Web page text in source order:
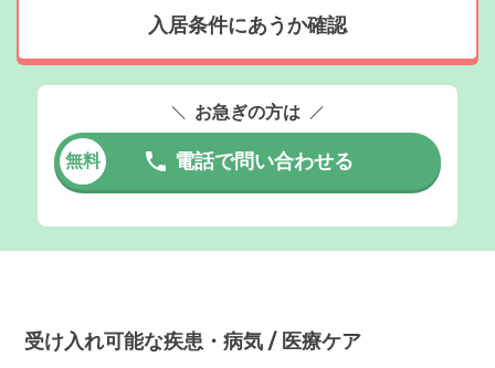
入居条件にあうか確認
お急ぎの方は
無料 電話で問い合わせる
受け入れ可能な疾患・病気 / 医療ケア